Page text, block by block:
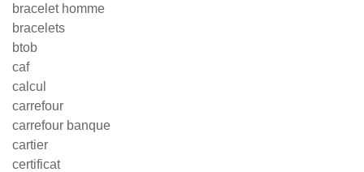
bracelet homme
bracelets
btob
caf
calcul
carrefour
carrefour banque
cartier
certificat